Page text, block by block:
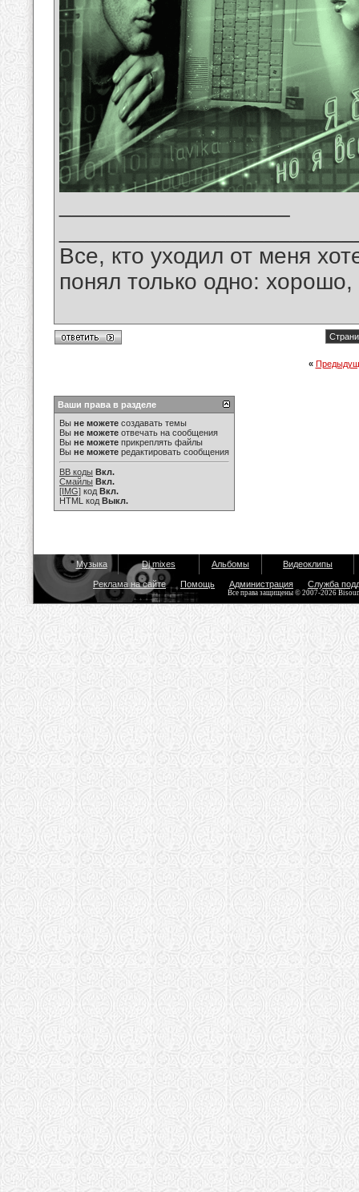
Все, кто уходил от меня
понял только одно:
«
Ваши права в разделе
Вы не можете создавать темы
Вы не можете отвечать на сообщения
Вы не можете прикреплять файлы
Вы не можете редактировать сообщения
BB коды Вкл.
Смайлы Вкл.
[IMG] код Вкл.
HTML код Выкл.
Музыка Dj mixes Альбомы Видеоклипы
Реклама на сайте Помощь Администрация Служба
Все права защищены © 2007-2026